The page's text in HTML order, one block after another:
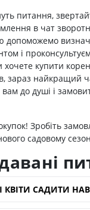
питання,
в чат
допоможемо
і
купити
зараз найкращий
вам до душі і
Зробіть
садовому
КВІТИ САДИТИ